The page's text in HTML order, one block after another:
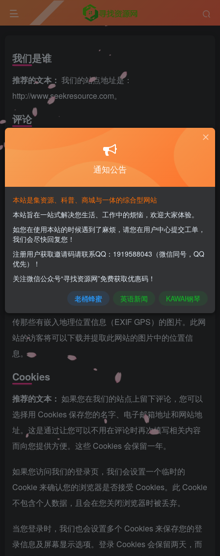
我们是谁
推荐的文本： 我们的站点地址是：
http://www.seekresource.com。
评论
所显示的数据，和访客的 IP 地址及浏览器的 User-Agent
字符串来帮助检查垃圾评论。
由您的电子邮箱地址所生成的匿名化字符串（又称为哈
希）可能会被提供给 Gravatar 服务确认您是否有使用该
服务。 Gravatar 服务的隐私政策在此：
https://automattic.com/privacy/。在您的评论获批准后，
您的资料图片将在您的评论旁公开展示。
媒体
如果您向此网站上传图片，您应当避免上
传那些有嵌入地理位置信息（EXIF GPS）的图片。此网
站的访客将可以下载并提取此网站的图片中的位置信
息。
Cookies
推荐的文本： 如果您在我们的站点上留下评论，您可以
选择用 Cookies 保存您的名字、电子邮箱地址和网站地
址。这是通过让您可以不用在评论时再次填写相关内容
而向您提供方便。这些 Cookies 会保留一年。
如果您访问我们的登录页，我们会设置一个临时的
Cookie 来确认您的浏览器是否接受 Cookies。此 Cookie
不包含个人数据，且会在您关闭浏览器时被丢弃。
当您登录时，我们也会设置多个 Cookies 来保存您的登
录信息及屏幕显示选项。登录 Cookies 会保留两天，而
通知公告
本站是集资源、科普、商城与一体的综合型网站
本站旨在一站式解决您生活、工作中的烦恼，欢迎大家体验。
如您在使用本站的时候遇到了麻烦，请您在用户中心提交工单，
我们会尽快回复您！
注册用户获取邀请码请联系QQ：1919588043（微信同号，QQ
优先）！
关注微信公众号“寻找资源网”免费获取优惠码！
老桶蜂蜜 英语新闻 KAWAI钢琴